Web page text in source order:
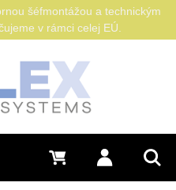
Prihlásiť sa
0 €
šéfmontážou a technickým
v rámci celej EÚ.